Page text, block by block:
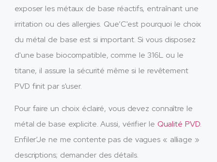
exposer les métaux de base réactifs, entraînant une
irritation ou des allergies. Que’C'est pourquoi le choix
du métal de base est si important. Si vous disposez
d'une base biocompatible, comme le 316L ou le
titane, il assure la sécurité même si le revêtement
PVD finit par s'user.
Pour faire un choix éclairé, vous devez connaître le
métal de base explicite. Aussi, vérifier le Qualité PVD.
Enfiler’Je ne me contente pas de vagues « alliage »
descriptions; demander des détails.